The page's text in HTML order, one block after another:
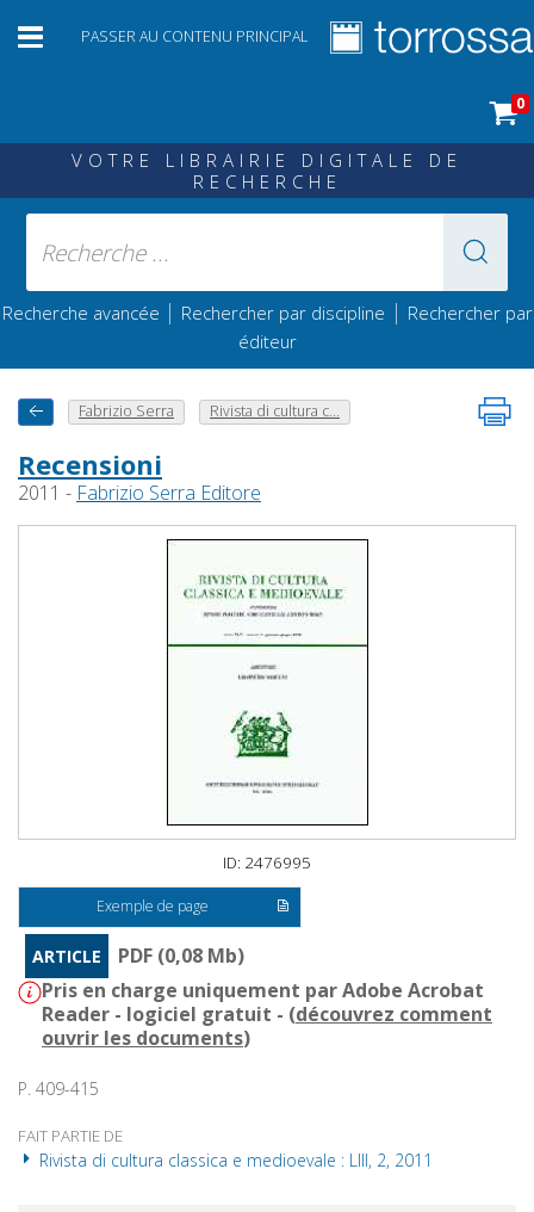
PASSER AU CONTENU PRINCIPAL
0
VOTRE LIBRAIRIE DIGITALE DE
RECHERCHE
Recherche avancée | Rechercher par discipline | Rechercher par
éditeur
Fabrizio Serra Rivista di cultura c...
Recensioni
2011 - Fabrizio Serra Editore
ID: 2476995
Exemple de page
ARTICLE
PDF (0,08 Mb)
Pris en charge uniquement par Adobe Acrobat
Reader - logiciel gratuit - (découvrez comment
ouvrir les documents)
P. 409-415
FAIT PARTIE DE
Rivista di cultura classica e medioevale : LIII, 2, 2011